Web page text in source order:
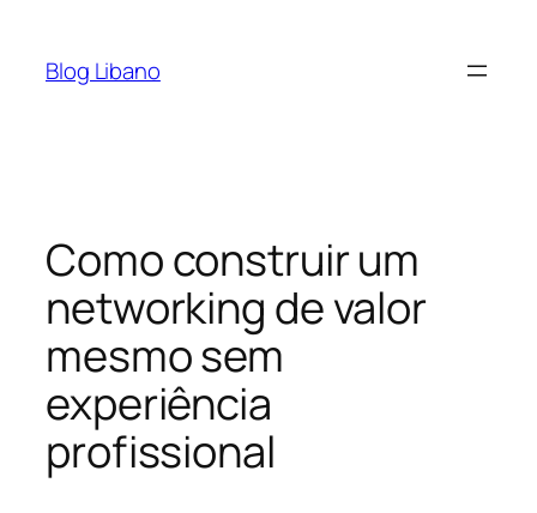
Blog Libano
Como construir um
networking de valor
mesmo sem
experiência
profissional